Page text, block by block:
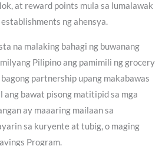
at reward points mula sa lumalawak
ng ahensya.
na malaking bahagi ng buwanang
Pilipino ang pamimili ng grocery
partnership upang makabawas
ang bawat pisong matitipid sa mga
ay maaaring mailaan sa
sa kuryente at tubig, o maging
Program.